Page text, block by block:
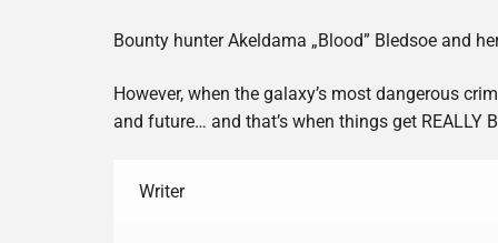
Bounty hunter Akeldama „Blood” Bledsoe and
However, when the galaxy’s most dangerous
and future… and that’s when things get REALLY
Writer